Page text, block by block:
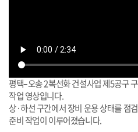
평택–오송 2복선화 건설사업 제5공구
작업 영상입니다.
상·하선 구간에서 장비 운용 상태를 점
준비 작업이 이루어졌습니다.